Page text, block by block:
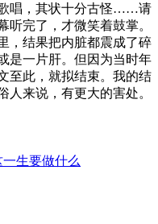
唱，其状十分古怪……请
听完了，才微笑着鼓掌。
，结果把内脏都震成了碎
是一片肝。但因为当时年
至此，就拟结束。我的结
人来说，有更大的害处。
生要做什么